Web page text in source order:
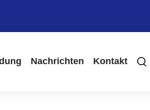
Nachrichten Kontakt